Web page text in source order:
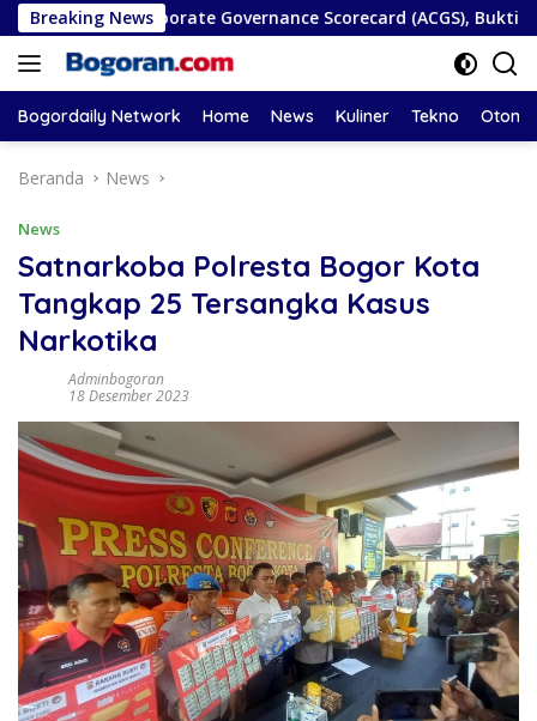
Langsung
ke
konten
Breaking News
ASEAN Corporate Governance Scorecard (ACGS), Bukti
Bogordaily Network Home News Kuliner Tekno
Beranda News
News
Satnarkoba Polresta Bogor Kota
Tangkap 25 Tersangka Kasus
Narkotika
Adminbogoran
18 Desember 2023